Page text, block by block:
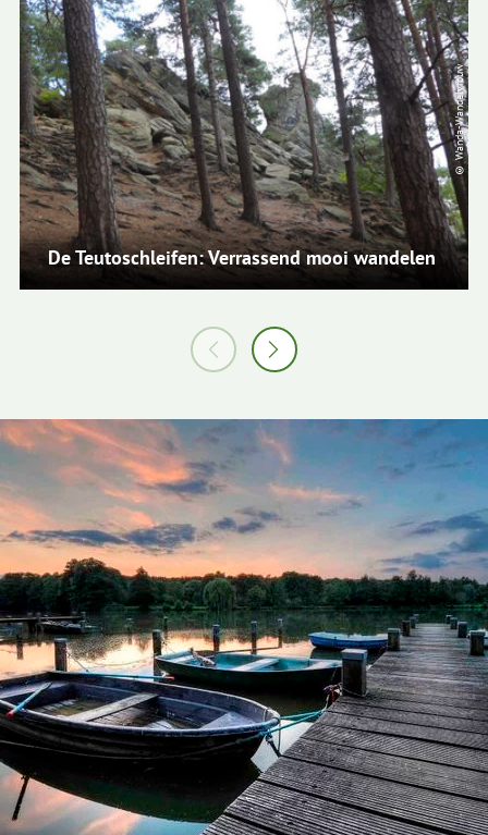
De Teutoschleifen: Verrassend mooi wandelen
© Wanda-Wandelvrouw